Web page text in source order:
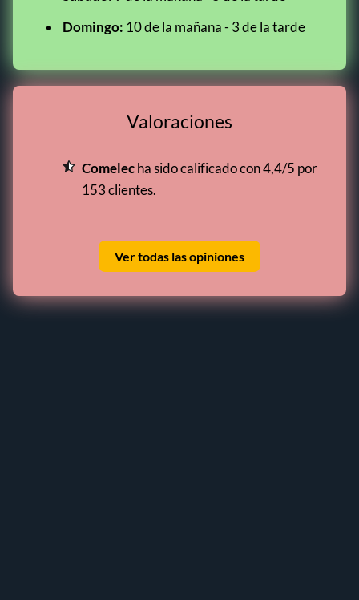
Domingo: 10 de la mañana - 3 de la tarde
Valoraciones
Comelecha sido calificado con 4,4/5 por
153 clientes.
Ver todas las opiniones